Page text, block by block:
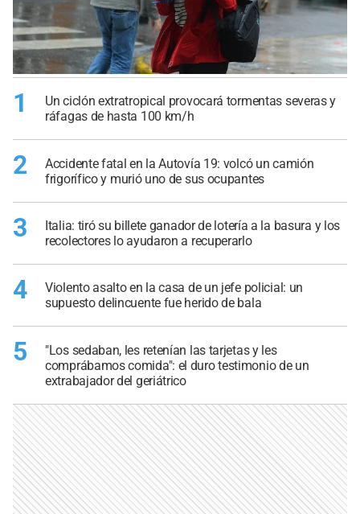
1
Un ciclón extratropical provocará tormentas severas y
ráfagas de hasta 100 km/h
2
Accidente fatal en la Autovía 19: volcó un camión
frigorífico y murió uno de sus ocupantes
3
Italia: tiró su billete ganador de lotería a la basura y los
recolectores lo ayudaron a recuperarlo
4
Violento asalto en la casa de un jefe policial: un
supuesto delincuente fue herido de bala
5
"Los sedaban, les retenían las tarjetas y les
comprábamos comida": el duro testimonio de un
extrabajador del geriátrico